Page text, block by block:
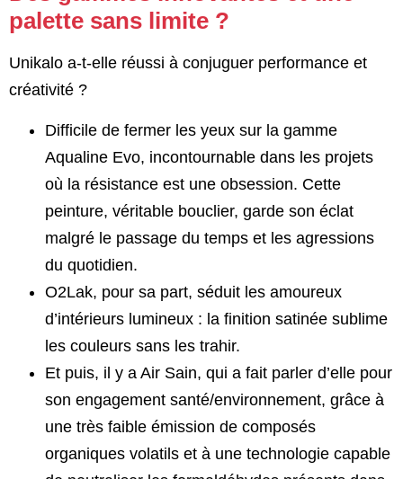
palette sans limite ?
Unikalo a-t-elle réussi à conjuguer performance et
créativité ?
Difficile de fermer les yeux sur la gamme
Aqualine Evo, incontournable dans les projets
où la résistance est une obsession. Cette
peinture, véritable bouclier, garde son éclat
malgré le passage du temps et les agressions
du quotidien.
O2Lak, pour sa part, séduit les amoureux
d’intérieurs lumineux : la finition satinée sublime
les couleurs sans les trahir.
Et puis, il y a Air Sain, qui a fait parler d’elle pour
son engagement santé/environnement, grâce à
une très faible émission de composés
organiques volatils et à une technologie capable